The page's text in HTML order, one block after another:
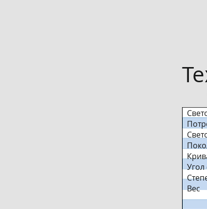
Угол
Вес